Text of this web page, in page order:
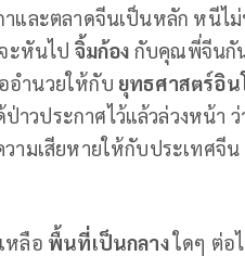
าและตลาดจีนเป็นหลัก หนี
ะหันไป จิ้มก้อง กับคุณพี่จีนกั
อำนวยให้กับ ยุทธศาสตร์อิ
วประกาศไว้แล้วล่วงหน้า
ามเสียหายให้กับประเทศจี
หลือ พื้นที่เป็นกลางใดๆ ต่อ